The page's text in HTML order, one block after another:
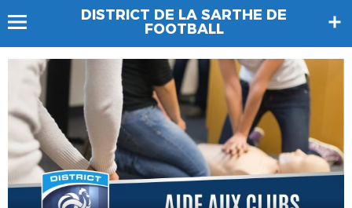
DISTRICT DE LA SARTHE DE
FOOTBALL